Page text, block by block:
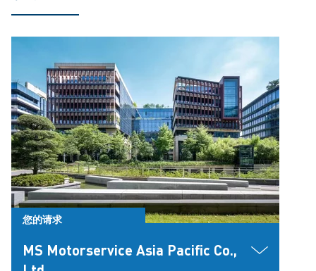
您的请求
MS Motorservice Asia Pacific Co.,